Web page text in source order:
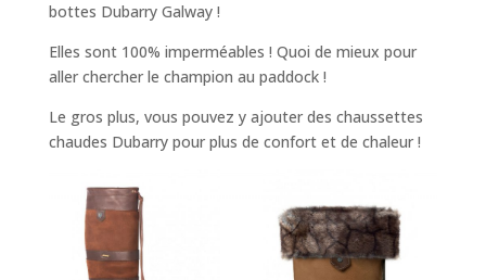
bottes Dubarry Galway !
Elles sont 100% imperméables ! Quoi de mieux pour
aller chercher le champion au paddock !
Le gros plus, vous pouvez y ajouter des chaussettes
chaudes Dubarry pour plus de confort et de chaleur !